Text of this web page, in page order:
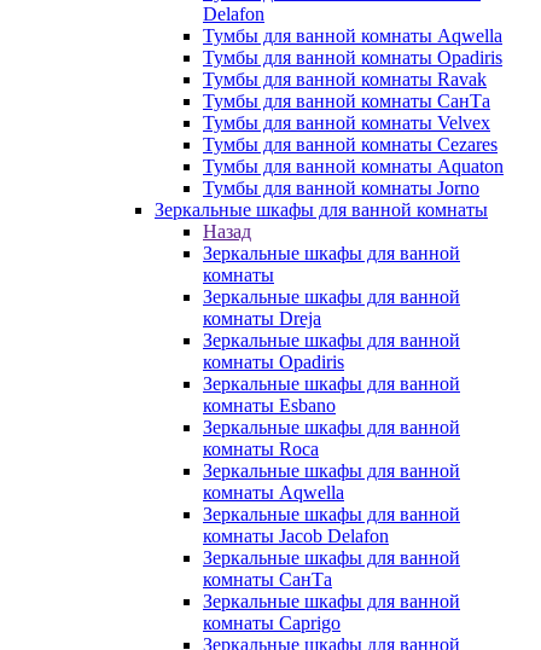
Delafon
Тумбы для ванной комнаты Aqwella
Тумбы для ванной комнаты Opadiris
Тумбы для ванной комнаты Ravak
Тумбы для ванной комнаты СанТа
Тумбы для ванной комнаты Velvex
Тумбы для ванной комнаты Cezares
Тумбы для ванной комнаты Aquaton
Тумбы для ванной комнаты Jorno
Зеркальные шкафы для ванной комнаты
Назад
Зеркальные шкафы для ванной
комнаты
Зеркальные шкафы для ванной
комнаты Dreja
Зеркальные шкафы для ванной
комнаты Opadiris
Зеркальные шкафы для ванной
комнаты Esbano
Зеркальные шкафы для ванной
комнаты Roca
Зеркальные шкафы для ванной
комнаты Aqwella
Зеркальные шкафы для ванной
комнаты Jacob Delafon
Зеркальные шкафы для ванной
комнаты СанТа
Зеркальные шкафы для ванной
комнаты Caprigo
Зеркальные шкафы для ванной